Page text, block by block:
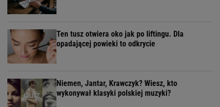
Ten tusz otwiera oko jak po liftingu. Dla
opadającej powieki to odkrycie
Niemen, Jantar, Krawczyk? Wiesz, kto
wykonywał klasyki polskiej muzyki?